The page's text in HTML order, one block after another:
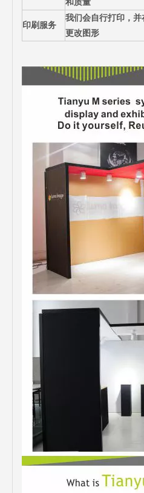
和质量
印刷服务
我们会自行打印，
更改图形